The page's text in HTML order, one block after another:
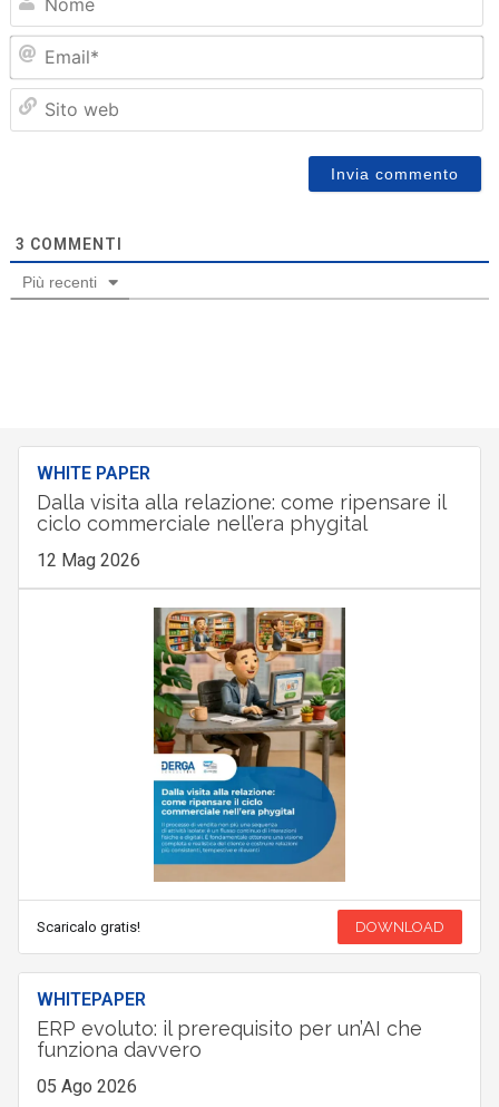
3 COMMENTI
Più recenti
WHITE PAPER
Dalla visita alla relazione: come ripensare il
ciclo commerciale nell’era phygital
12 Mag 2026
Scaricalo gratis! DOWNLOAD
WHITEPAPER
ERP evoluto: il prerequisito per un’AI che
funziona davvero
05 Ago 2026